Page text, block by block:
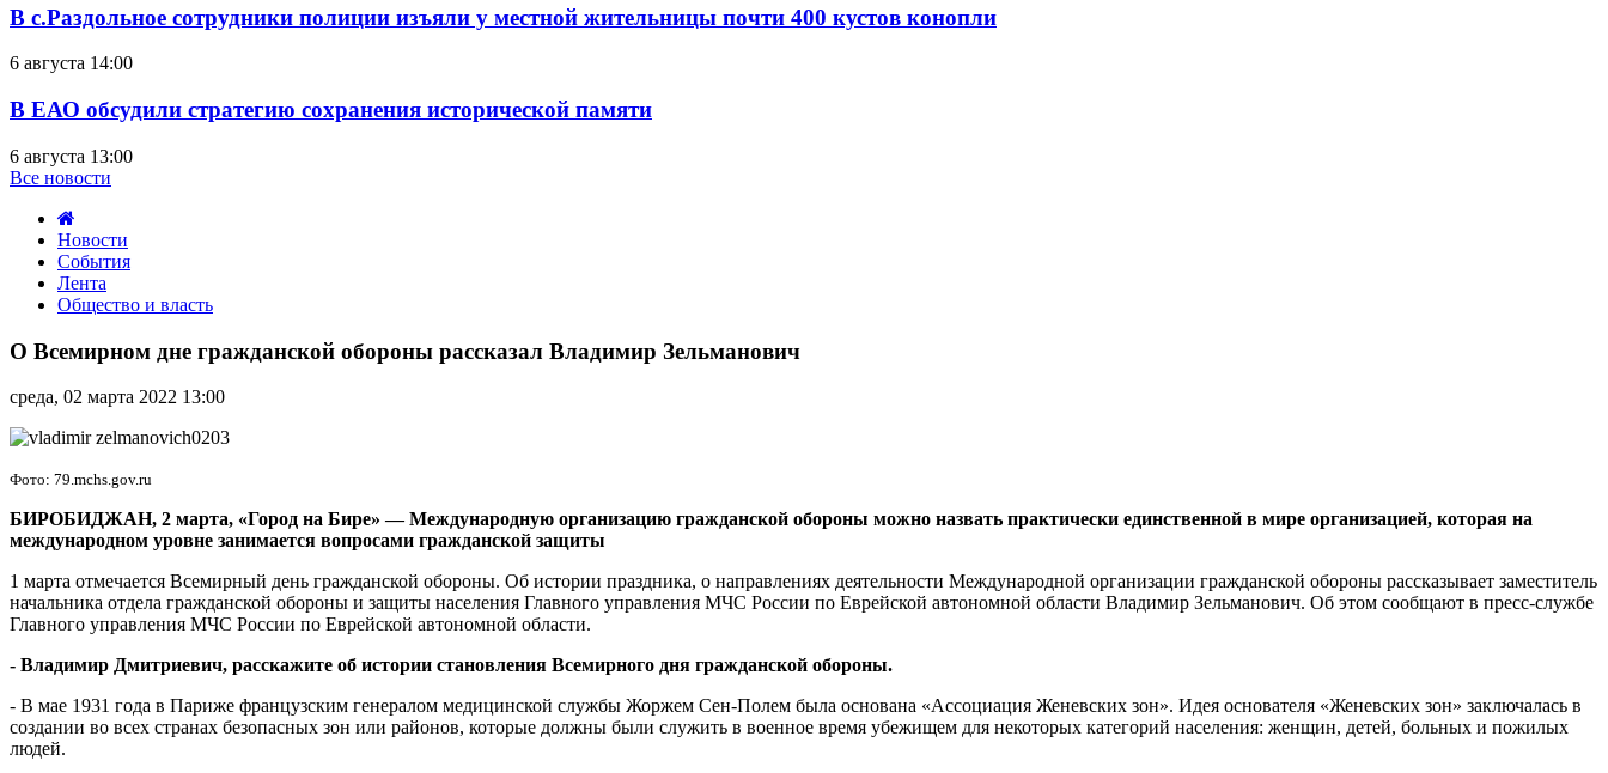
В с.Раздольное сотрудники полиции изъяли у местной жительницы почти 400 кустов конопли
6 августа 14:00
В ЕАО обсудили стратегию сохранения исторической памяти
6 августа 13:00
Все новости
Новости
События
Лента
Общество и власть
Всемирном
гражданской
обороны
рассказал
Зельманович
О Всемирном дне гражданской обороны рассказал Владимир Зельманович
среда, 02 марта 2022 13:00
Фото: 79.mchs.gov.ru
БИРОБИДЖАН, 2 марта, «Город на Бире» —Международную организацию гражданской обороны можно назвать практически единственной в мире организацией, которая на
международном уровне занимается вопросами гражданской защиты
1 марта отмечается Всемирный день гражданской обороны. Об истории праздника, о направлениях деятельности Международной организации гражданской обороны рассказывает заместитель
начальника отдела гражданской обороны и защиты населения Главного управления МЧС России по Еврейской автономной области Владимир Зельманович. Об этом сообщают в пресс-службе
Главного управления МЧС России по Еврейской автономной области.
- Владимир Дмитриевич, расскажите об истории становления Всемирного дня гражданской обороны.
- В мае 1931 года в Париже французским генералом медицинской службы Жоржем Сен-Полем была основана «Ассоциация Женевских зон». Идея основателя «Женевских зон» заключалась в
создании во всех странах безопасных зон или районов, которые должны были служить в военное время убежищем для некоторых категорий населения: женщин, детей, больных и пожилых
людей.